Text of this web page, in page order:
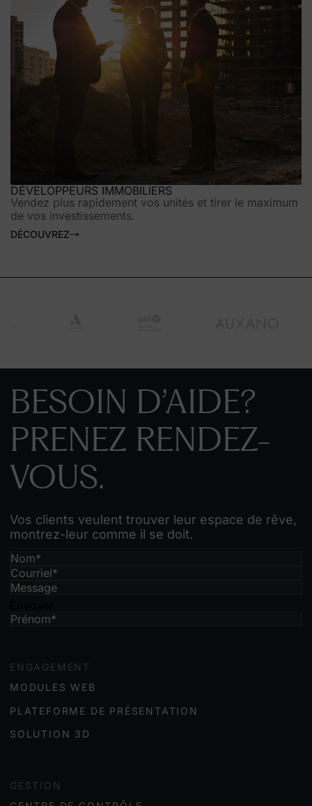
DÉVELOPPEURS IMMOBILIERS
Vendez plus rapidement vos unités et tirer le maximum
de vos investissements.
DÉCOUVREZ
BESOIN D’AIDE?
PRENEZ RENDEZ-
VOUS.
Vos clients veulent trouver leur espace de rêve,
montrez-leur comme il se doit.
ENGAGEMENT
MODULES WEB
PLATEFORME DE PRÉSENTATION
SOLUTION 3D
GESTION